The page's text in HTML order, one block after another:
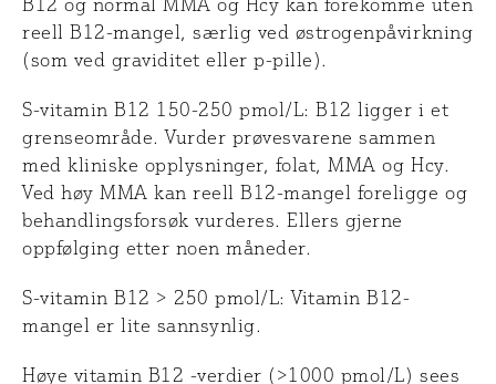
B12 og normal MMA og Hcy kan forekomme uten
reell B12-mangel, særlig ved østrogenpåvirkning
(som ved graviditet eller p-pille).
S-vitamin B12 150-250 pmol/L: B12 ligger i et
grenseområde. Vurder prøvesvarene sammen
med kliniske opplysninger, folat, MMA og Hcy.
Ved høy MMA kan reell B12-mangel foreligge og
behandlingsforsøk vurderes. Ellers gjerne
oppfølging etter noen måneder.
S-vitamin B12 > 250 pmol/L: Vitamin B12-
mangel er lite sannsynlig.
Høye vitamin B12 -verdier (>1000 pmol/L) sees